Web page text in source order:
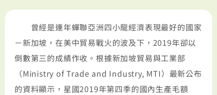
曾經是連年蟬聯亞洲四小龍經濟表現最好的國家
－新加坡，在美中貿易戰火的波及下，2019年卻以
倒數第三的成績作收。根據新加坡貿易與工業部
（Ministry of Trade and Industry, MTI）最新公布
的資料顯示，星國2019年第四季的國內生產毛額